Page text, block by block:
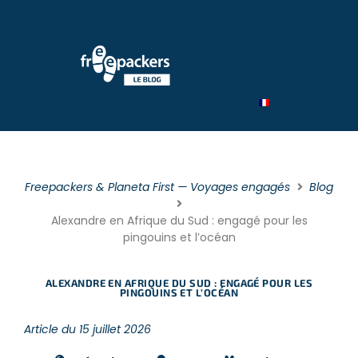
Freepackers & Planeta First — Voyages engagés Blog
Alexandre en Afrique du Sud : engagé pour les
pingouins et l’océan
ALEXANDRE EN AFRIQUE DU SUD : ENGAGÉ POUR LES
PINGOUINS ET L’OCÉAN
Article du 15 juillet 2026